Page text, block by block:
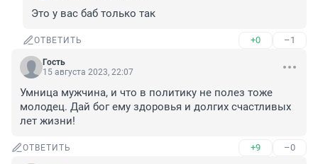
Это у вас баб только так
ОТВЕТИТЬ +0 –1
Гость
15 августа 2023, 22:07
Умница мужчина, и что в политику не полез тоже
молодец. Дай бог ему здоровья и долгих счастливых
лет жизни!
ОТВЕТИТЬ +9 –0